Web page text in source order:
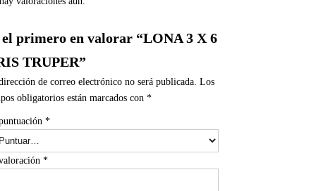
el primero en valorar “LONA 3 X 6
TRUPER”
de correo electrónico no será publicada. Los
obligatorios están marcados con *
*
*